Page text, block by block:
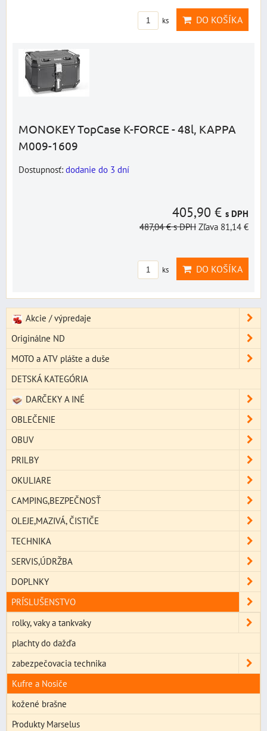
ks DO KOŠÍKA
MONOKEY TopCase K-FORCE - 48l, KAPPA
M009-1609
Dostupnosť: dodanie do 3 dní
405,90 € s DPH
487,04 €s DPH Zľava 81,14 €
ks DO KOŠÍKA
Akcie / výpredaje
Originálne ND
MOTO a ATV plášte a duše
DETSKÁ KATEGÓRIA
DARČEKY A INÉ
OBLEČENIE
OBUV
PRILBY
OKULIARE
CAMPING,BEZPEČNOSŤ
OLEJE,MAZIVÁ, ČISTIČE
TECHNIKA
SERVIS,ÚDRŽBA
DOPLNKY
PRÍSLUŠENSTVO
rolky, vaky a tankvaky
plachty do dažďa
zabezpečovacia technika
Kufre a Nosiče
kožené brašne
Produkty Marselus